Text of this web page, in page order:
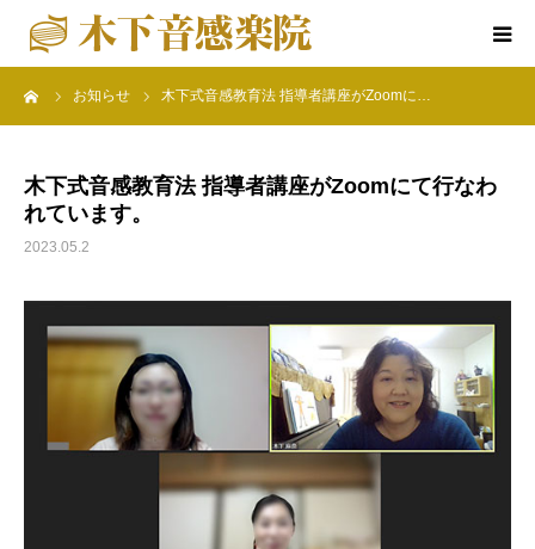
お知らせ 木下式音感教育法 指導者講座がZoomに…
木下式音感教育法 指導者講座がZoomにて行なわ
れています。
2023.05.2
ホーム
楽院について
音感教育クラス
特別コース
楽院の行事
アクセス